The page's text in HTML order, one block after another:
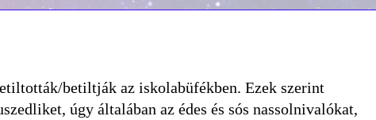
betiltják az iskolabüfékben. Ezek szerint
úgy általában az édes és sós nassolnivalókat,